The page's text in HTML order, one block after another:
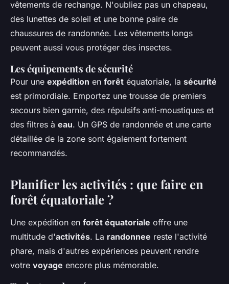
vêtements de rechange. N'oubliez pas un chapeau,
des lunettes de soleil et une bonne paire de
chaussures de randonnée. Les vêtements longs
peuvent aussi vous protéger des insectes.
Les équipements de sécurité
Pour une expédition en forêt équatoriale, la sécurité
est primordiale. Emportez une trousse de premiers
secours bien garnie, des répulsifs anti-moustiques et
des filtres à eau. Un GPS de randonnée et une carte
détaillée de la zone sont également fortement
recommandés.
Planifier les activités : que faire en
forêt équatoriale ?
Une expédition en forêt équatoriale offre une
multitude d'activités. La randonnee reste l'activité
phare, mais d'autres expériences peuvent rendre
votre voyage encore plus mémorable.